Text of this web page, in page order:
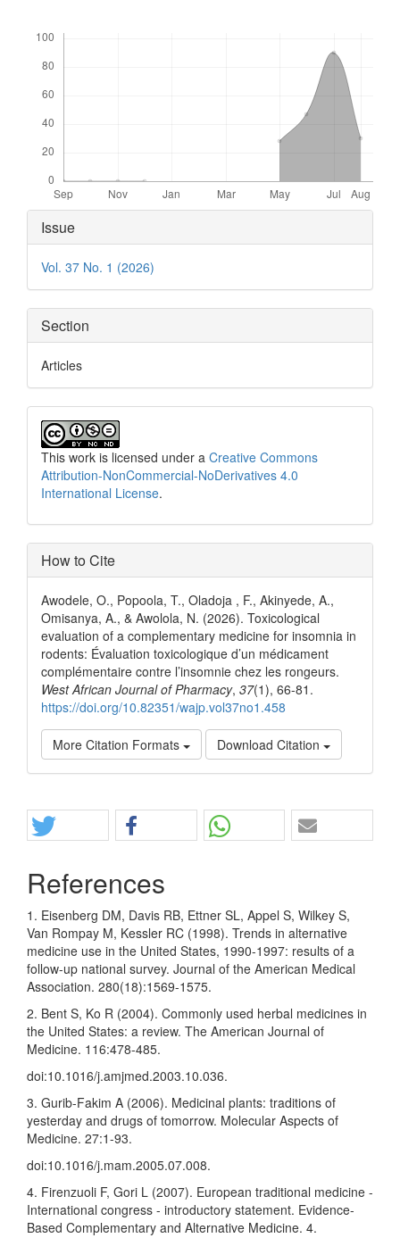
Article
Details
Issue
Vol. 37 No. 1 (2026)
Section
Articles
This work is licensed under a Creative Commons
Attribution-NonCommercial-NoDerivatives 4.0
International License.
How to Cite
Awodele, O., Popoola, T., Oladoja , F., Akinyede, A.,
Omisanya, A., & Awolola, N. (2026). Toxicological
evaluation of a complementary medicine for insomnia in
rodents: Évaluation toxicologique d’un médicament
complémentaire contre l’insomnie chez les rongeurs.
West African Journal of Pharmacy, 37(1), 66-81.
https://doi.org/10.82351/wajp.vol37no1.458
More Citation Formats Download Citation
References
1. Eisenberg DM, Davis RB, Ettner SL, Appel S, Wilkey S,
Van Rompay M, Kessler RC (1998). Trends in alternative
medicine use in the United States, 1990-1997: results of a
follow-up national survey. Journal of the American Medical
Association. 280(18):1569-1575.
2. Bent S, Ko R (2004). Commonly used herbal medicines in
the United States: a review. The American Journal of
Medicine. 116:478-485.
doi:10.1016/j.amjmed.2003.10.036.
3. Gurib-Fakim A (2006). Medicinal plants: traditions of
yesterday and drugs of tomorrow. Molecular Aspects of
Medicine. 27:1-93.
doi:10.1016/j.mam.2005.07.008.
4. Firenzuoli F, Gori L (2007). European traditional medicine -
International congress - introductory statement. Evidence-
Based Complementary and Alternative Medicine. 4.